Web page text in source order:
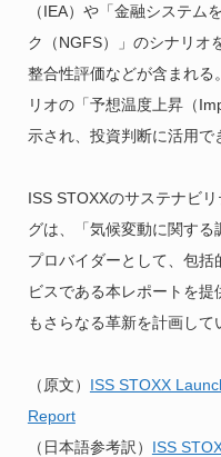
（IEA）や「金融システム
ク（NGFS）」のシナリオ
整合性評価などが含まれる
リオの「予想温度上昇（
示され、投資判断に活用で
ISS STOXXのサステナビ
グは、「気候変動に関す
プロバイダーとして、包
ビスである本レポートを
もさらなる革新を計画して
（原文） ISS STOXX
Report
（日本語参考訳） ISS